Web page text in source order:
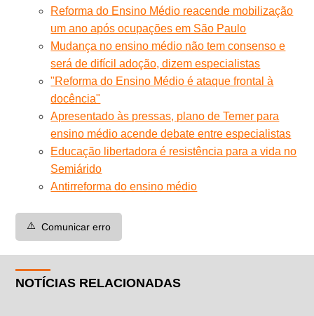
Reforma do Ensino Médio reacende mobilização
um ano após ocupações em São Paulo
Mudança no ensino médio não tem consenso e
será de difícil adoção, dizem especialistas
"Reforma do Ensino Médio é ataque frontal à
docência"
Apresentado às pressas, plano de Temer para
ensino médio acende debate entre especialistas
Educação libertadora é resistência para a vida no
Semiárido
Antirreforma do ensino médio
⚠️ Comunicar erro
NOTÍCIAS RELACIONADAS